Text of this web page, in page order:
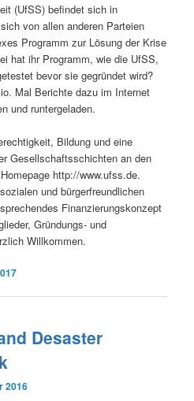
(UfSS) befindet sich in
von allen anderen Parteien
Programm zur Lösung der Krise
hat ihr Programm, wie die UfSS,
bevor sie gegründet wird?
Mal Berichte dazu im Internet
und runtergeladen.
Bildung und eine
Gesellschaftsschichten an den
http://www.ufss.de.
und bürgerfreundlichen
Finanzierungskonzept
Gründungs- und
Willkommen.
Desaster
2016